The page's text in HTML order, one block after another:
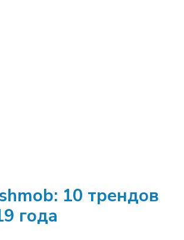
10 трендов
года